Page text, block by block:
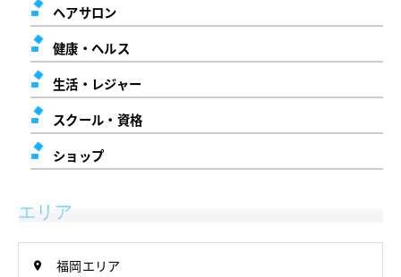
ヘアサロン
健康・ヘルス
生活・レジャー
スクール・資格
ショップ
エリア
福岡エリア